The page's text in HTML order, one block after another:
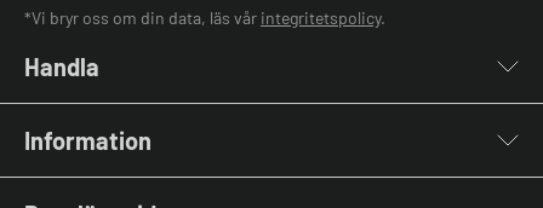
*Vi bryr oss om din data, läs vår integritetspolicy.
Handla
Laddkablar
Kabelhållare
Information